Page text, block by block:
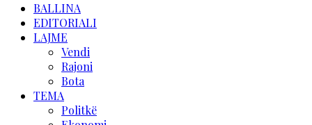
BALLINA
EDITORIALI
LAJME
Vendi
Rajoni
Bota
TEMA
Politkë